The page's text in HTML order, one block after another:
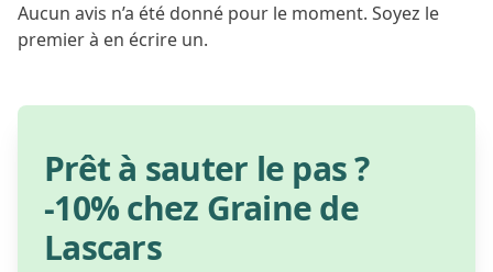
Aucun avis n’a été donné pour le moment. Soyez le
premier à en écrire un.
Prêt à sauter le pas ?
-10% chez Graine de
Lascars